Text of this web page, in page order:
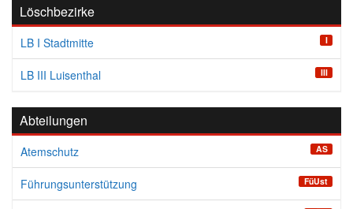
Löschbezirke
LB I Stadtmitte I
LB III Luisenthal III
Abteilungen
Atemschutz AS
Führungsunterstützung FüUst